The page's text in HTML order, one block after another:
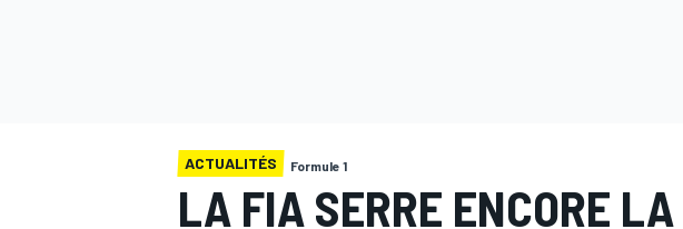
ACTUALITÉS Formule 1
LA FIA SERRE ENCORE